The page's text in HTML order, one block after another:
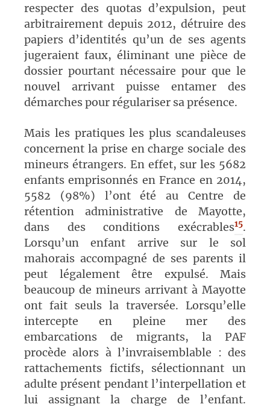
respecter des quotas d’expulsion, peut
arbitrairement depuis 2012, détruire des
papiers d’identités qu’un de ses agents
jugeraient faux, éliminant une pièce de
dossier pourtant nécessaire pour que le
nouvel arrivant puisse entamer des
démarches pour régulariser sa présence.
Mais les pratiques les plus scandaleuses
concernent la prise en charge sociale des
mineurs étrangers. En effet, sur les 5682
enfants emprisonnés en France en 2014,
5582 (98%) l’ont été au Centre de
rétention administrative de Mayotte,
dans des conditions exécrables15.
Lorsqu’un enfant arrive sur le sol
mahorais accompagné de ses parents il
peut légalement être expulsé. Mais
beaucoup de mineurs arrivant à Mayotte
ont fait seuls la traversée. Lorsqu’elle
intercepte en pleine mer des
embarcations de migrants, la PAF
procède alors à l’invraisemblable : des
rattachements fictifs, sélectionnant un
adulte présent pendant l’interpellation et
lui assignant la charge de l’enfant.